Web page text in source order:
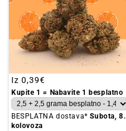
Redovna
cijena
Iz 0,39€
Kupite 1 = Nabavite 1 besplatno
BESPLATNA dostava*Subota, 8.
kolovoza